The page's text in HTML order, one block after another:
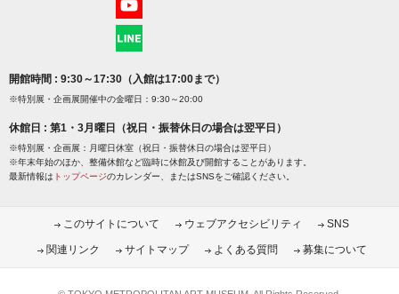
開館時間 : 9:30～17:30（入館は17:00まで）
※特別展・企画展開催中の金曜日：9:30～20:00
休館日 : 第1・3月曜日（祝日・振替休日の場合は翌平日）
※特別展・企画展：月曜日休室（祝日・振替休日の場合は翌平日）
※年末年始のほか、整備休館など臨時に休館及び開館することがあります。
最新情報は トップページのカレンダー、またはSNSをご確認ください。
このサイトについて ウェブアクセシビリティ SNS
関連リンク サイトマップ よくある質問 募集について